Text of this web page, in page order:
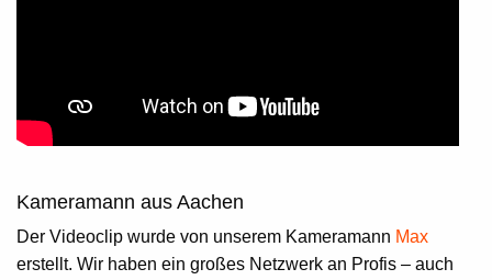
Kameramann aus Aachen
Der Videoclip wurde von unserem Kameramann Max
erstellt. Wir haben ein großes Netzwerk an Profis – auch